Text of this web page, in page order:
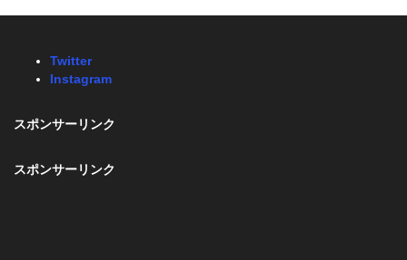
Twitter
Instagram
スポンサーリンク
スポンサーリンク